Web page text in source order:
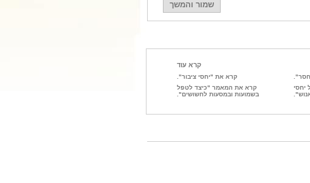
קרא עוד
קרא את "יחסי ציבור".
קרא את המאמר "כיצד לטפל
בשמועות ובמסעות לחשושים".